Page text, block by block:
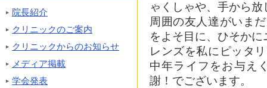
院長紹介
クリニックのご案内
クリニックからのお知らせ
メディア掲載
学会発表
ゃくしゃや、手から
周囲の友人達がいま
をよそ目に、ひそか
レンズを私にピッタ
中年ライフをお与え
謝！でございます。